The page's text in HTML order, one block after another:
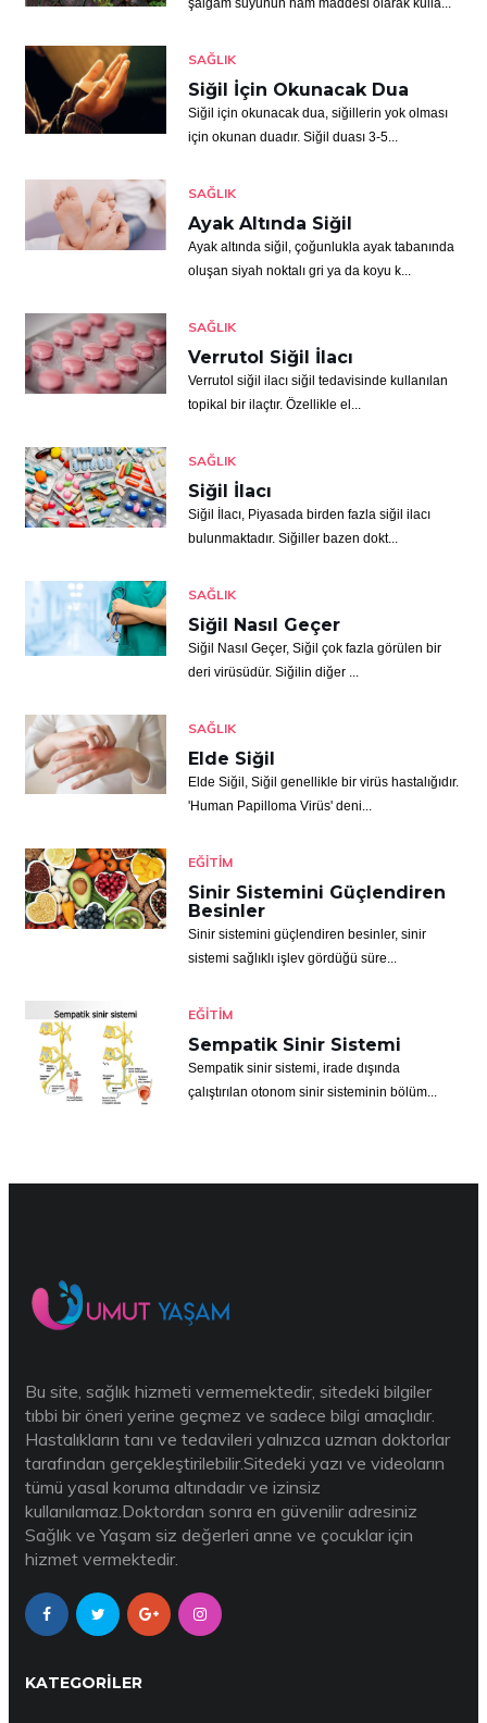
şalgam suyunun ham maddesi olarak kulla...
SAĞLIK
Siğil İçin Okunacak Dua
Siğil için okunacak dua, siğillerin yok olması
için okunan duadır. Siğil duası 3-5...
SAĞLIK
Ayak Altında Siğil
Ayak altında siğil, çoğunlukla ayak tabanında
oluşan siyah noktalı gri ya da koyu k...
SAĞLIK
Verrutol Siğil İlacı
Verrutol siğil ilacı siğil tedavisinde kullanılan
topikal bir ilaçtır. Özellikle el...
SAĞLIK
Siğil İlacı
Siğil İlacı, Piyasada birden fazla siğil ilacı
bulunmaktadır. Siğiller bazen dokt...
SAĞLIK
Siğil Nasıl Geçer
Siğil Nasıl Geçer, Siğil çok fazla görülen bir
deri virüsüdür. Siğilin diğer ...
SAĞLIK
Elde Siğil
Elde Siğil, Siğil genellikle bir virüs hastalığıdır.
'Human Papilloma Virüs' deni...
EĞITIM
Sinir Sistemini Güçlendiren
Besinler
Sinir sistemini güçlendiren besinler, sinir
sistemi sağlıklı işlev gördüğü süre...
EĞITIM
Sempatik Sinir Sistemi
Sempatik sinir sistemi, irade dışında
çalıştırılan otonom sinir sisteminin bölüm...
Bu site, sağlık hizmeti vermemektedir, sitedeki bilgiler
tıbbi bir öneri yerine geçmez ve sadece bilgi amaçlıdır.
Hastalıkların tanı ve tedavileri yalnızca uzman doktorlar
tarafından gerçekleştirilebilir.Sitedeki yazı ve videoların
tümü yasal koruma altındadır ve izinsiz
kullanılamaz.Doktordan sonra en güvenilir adresiniz
Sağlık ve Yaşam siz değerleri anne ve çocuklar için
hizmet vermektedir.
KATEGORILER